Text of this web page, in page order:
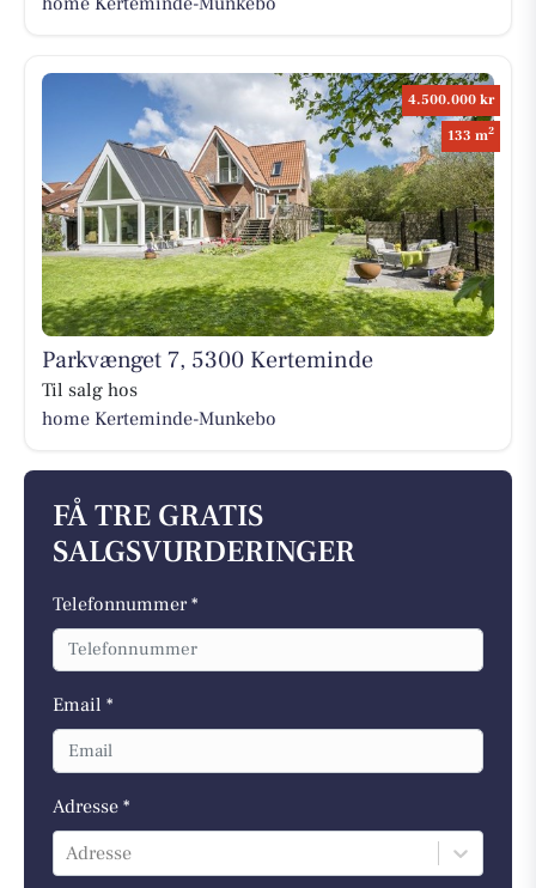
4.500.000 kr
133 m2
Parkvænget 7, 5300 Kerteminde
Til salg hos
home Kerteminde-Munkebo
FÅ TRE GRATIS
SALGSVURDERINGER
Telefonnummer *
Email *
Adresse *
Adresse